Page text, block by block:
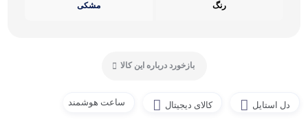
رنگ مشکی
بازخورد درباره این کالا
دل استایل کالای دیجیتال ساعت هوشمند